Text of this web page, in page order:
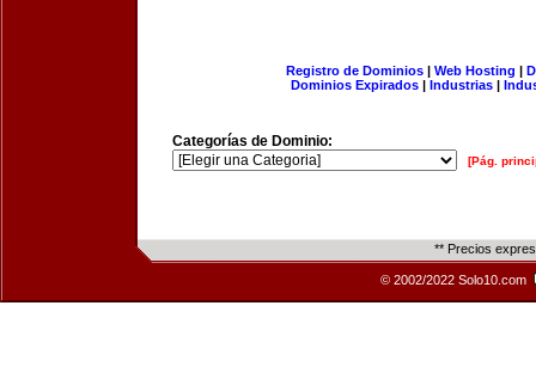
Registro de Dominios| Web Hosting |
Dominios Expirados | Industrias |
Categorías de Dominio:
[Pág.
** Precios
© 2002/2022 Solo10.com